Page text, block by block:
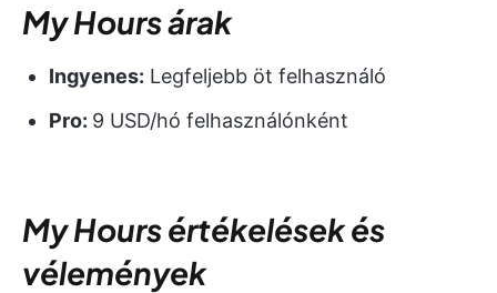
My Hours árak
Ingyenes: Legfeljebb öt felhasználó
Pro: 9 USD/hó felhasználónként
My Hours értékelések és
vélemények